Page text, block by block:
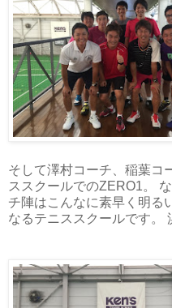
そして澤村コーチ、稲葉コ
ススクールでのZERO1。
チ陣はこんなに素早く明る
なるテニススクールです。